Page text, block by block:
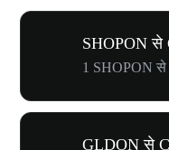
SHOPON से
1 SHOPON से
GLDON से